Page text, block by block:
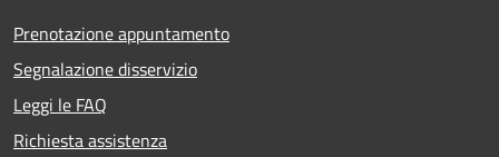
Prenotazione appuntamento
Segnalazione disservizio
Leggi le FAQ
Richiesta assistenza